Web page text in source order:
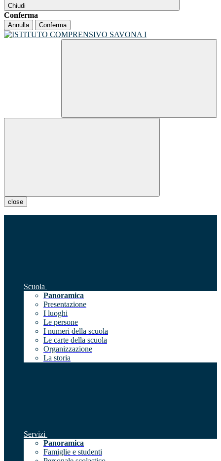
Chiudi
Conferma
Annulla Conferma
close
Scuola
Panoramica
Presentazione
I luoghi
Le persone
I numeri della scuola
Le carte della scuola
Organizzazione
La storia
Servizi
Panoramica
Famiglie e studenti